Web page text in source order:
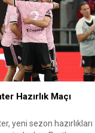
Hazırlık Maçı
yeni sezon hazırlıkları